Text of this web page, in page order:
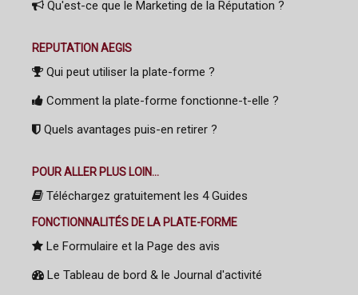
Qu'est-ce que le Marketing de la Réputation ?
REPUTATION AEGIS
Qui peut utiliser la plate-forme ?
Comment la plate-forme fonctionne-t-elle ?
Quels avantages puis-en retirer ?
POUR ALLER PLUS LOIN...
Téléchargez gratuitement les 4 Guides
FONCTIONNALITÉS DE LA PLATE-FORME
Le Formulaire et la Page des avis
Le Tableau de bord & le Journal d'activité